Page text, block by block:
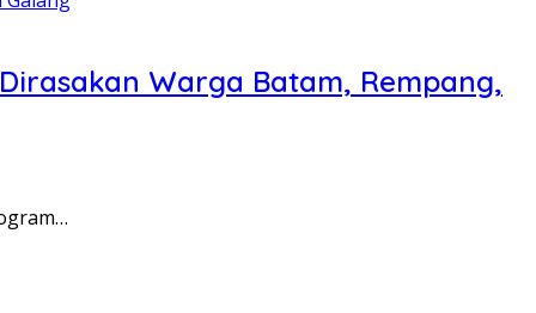
Warga Batam, Rempang,